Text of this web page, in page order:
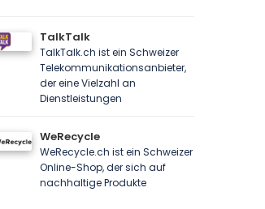
TalkTalk
TalkTalk.ch ist ein Schweizer
Telekommunikationsanbieter,
der eine Vielzahl an
Dienstleistungen
WeRecycle
WeRecycle.ch ist ein Schweizer
Online-Shop, der sich auf
nachhaltige Produkte